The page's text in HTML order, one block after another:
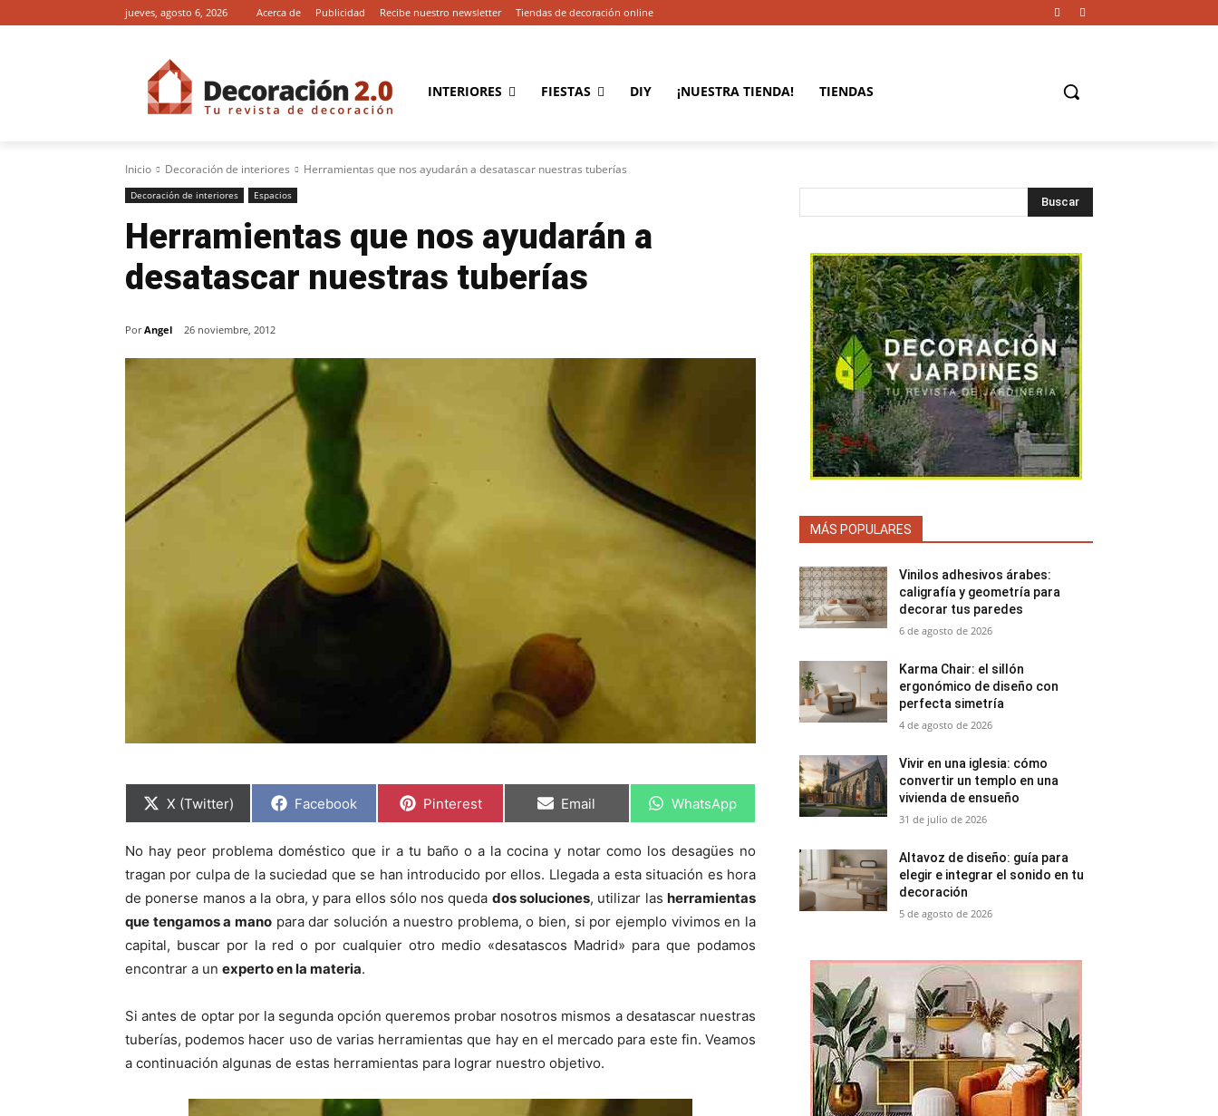
jueves, agosto 6, 2026 Acerca de Publicidad Recibe nuestro newsletter Tiendas de decoración online
INTERIORES FIESTAS DIY ¡NUESTRA TIENDA! TIENDAS
Inicio Decoración de interiores Herramientas que nos ayudarán a desatascar nuestras tuberías
Decoración de interiores Espacios
Herramientas que nos ayudarán a
desatascar nuestras tuberías
Por Angel 26 noviembre, 2012
C
p
a
r
i
e
n
X (Twitter) C
p
a
r
t
i
e
n
Facebook C
p
a
r
t
i
e
n
Pinterest C
p
r
t
i
e
n
Email C
p
a
r
t
i
e
n
WhatsApp
No hay peor problema doméstico que ir a tu baño o a la cocina y notar como los desagües no
tragan por culpa de la suciedad que se han introducido por ellos. Llegada a esta situación es hora
de ponerse manos a la obra, y para ellos sólo nos queda dos soluciones, utilizar las herramientas
que tengamos a manopara dar solución a nuestro problema, o bien, si por ejemplo vivimos en la
capital, buscar por la red o por cualquier otro medio «desatascos Madrid» para que podamos
encontrar a un experto en la materia.
Si antes de optar por la segunda opción queremos probar nosotros mismos a desatascar nuestras
tuberías, podemos hacer uso de varias herramientas que hay en el mercado para este fin. Veamos
a continuación algunas de estas herramientas para lograr nuestro objetivo.
Buscar
MÁS POPULARES
Vinilos adhesivos árabes:
caligrafía y geometría para
decorar tus paredes
6 de agosto de 2026
Karma Chair: el sillón
ergonómico de diseño con
perfecta simetría
4 de agosto de 2026
Vivir en una iglesia: cómo
convertir un templo en una
vivienda de ensueño
31 de julio de 2026
Altavoz de diseño: guía para
elegir e integrar el sonido en tu
decoración
5 de agosto de 2026